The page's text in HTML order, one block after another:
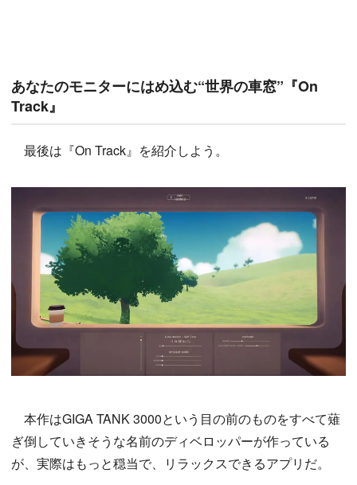
あなたのモニターにはめ込む“世界の車窓”『On
Track』
最後は『On Track』を紹介しよう。
本作はGIGA TANK 3000という目の前のものをすべて薙
ぎ倒していきそうな名前のディベロッパーが作っている
が、実際はもっと穏当で、リラックスできるアプリだ。